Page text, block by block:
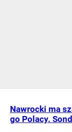
Nawrocki ma
go Polacy.